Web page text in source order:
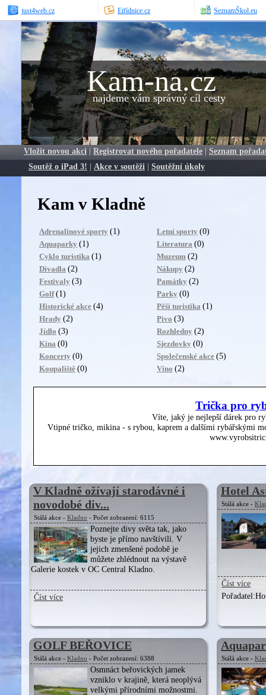
just4web.cz Etřídnice.cz SeznamŠkol.eu
Kam-na.cz
najdeme vám správný cíl cesty
Vložit novou akci | Registrovat nového pořadatele | Seznam
Soutěž o iPad 3! | Akce v soutěži | Soutěžní úkoly
Kam v Kladně
Adrenalinové sporty (1)
Aquaparky (1)
Cyklo turistika (1)
Divadla (2)
Festivaly (3)
Golf (1)
Historické akce (4)
Hrady (2)
Jídlo (3)
Kina (0)
Koncerty (0)
Koupaliště (0)
Letní sporty (0)
Literatura (0)
Muzeum (2)
Nákupy (2)
Památky (2)
Parky (0)
Pěší turistika (1)
Pivo (3)
Rozhledny (2)
Sjezdovky (0)
Společenské akce (5)
Víno (2)
Trička pro
Víte, jaký je nejlepší dárek pro
Vtipné tričko, mikina - s rybou, kaprem a dalšími rybářskými
V Kladně ožívají starodávné i
novodobé div...
Stálá akce - Kladno - Počet zobrazení: 6115
Poznejte divy světa tak, jako
byste je přímo navštívili. V
jejich zmenšené podobě je
můžete zhlédnout na výstavě
Galerie kostek v OC Central Kladno.
Číst více
Hotel
Stálá akce -
Číst více
Pořadatel:
GOLF BEŘOVICE
Stálá akce - Kladno - Počet zobrazení: 6388
Osmnáct beřovických jamek
vzniklo v krajině, která neoplývá
velkými přírodními možnostmi.
Stálá akce -